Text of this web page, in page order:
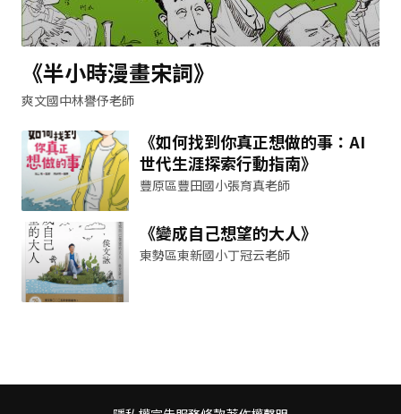
《半小時漫畫宋詞》
爽文國中林譽伃老師
《如何找到你真正想做的事：AI
世代生涯探索行動指南》
豐原區豐田國小張育真老師
《變成自己想望的大人》
東勢區東新國小丁冠云老師